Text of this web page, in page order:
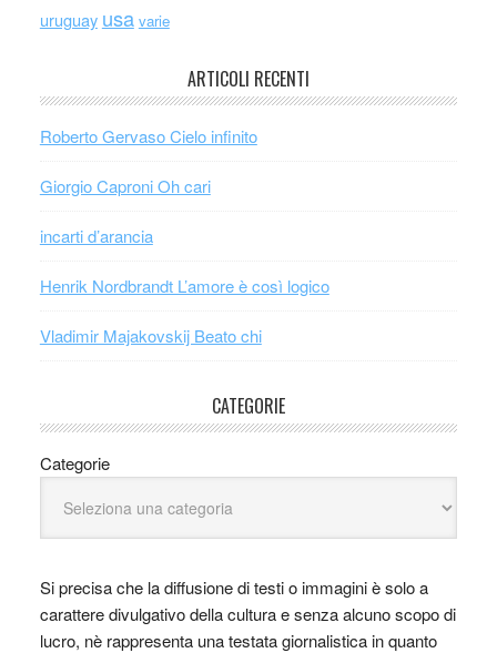
uruguay usa varie
ARTICOLI RECENTI
Roberto Gervaso Cielo infinito
Giorgio Caproni Oh cari
incarti d’arancia
Henrik Nordbrandt L’amore è così logico
Vladimir Majakovskij Beato chi
CATEGORIE
Categorie
Si precisa che la diffusione di testi o immagini è solo a
carattere divulgativo della cultura e senza alcuno scopo di
lucro, nè rappresenta una testata giornalistica in quanto